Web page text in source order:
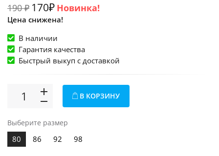
190 ₽ 170₽ Новинка!
Цена снижена!
В наличии
Гарантия качества
Быстрый выкуп c доставкой
В КОРЗИНУ
Выберите размер
80 86 92 98